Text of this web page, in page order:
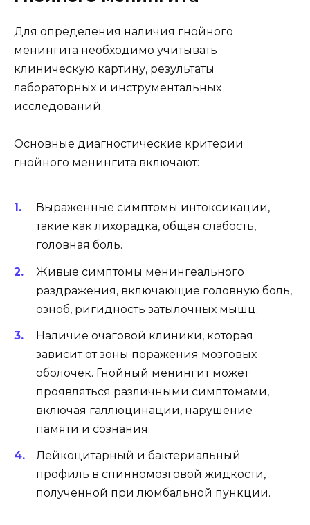
Для определения наличия гнойного
менингита необходимо учитывать
клиническую картину, результаты
лабораторных и инструментальных
исследований.
Основные диагностические критерии
гнойного менингита включают:
Выраженные симптомы интоксикации,
такие как лихорадка, общая слабость,
головная боль.
Живые симптомы менингеального
раздражения, включающие головную боль,
озноб, ригидность затылочных мышц.
Наличие очаговой клиники, которая
зависит от зоны поражения мозговых
оболочек. Гнойный менингит может
проявляться различными симптомами,
включая галлюцинации, нарушение
памяти и сознания.
Лейкоцитарный и бактериальный
профиль в спинномозговой жидкости,
полученной при люмбальной пункции.